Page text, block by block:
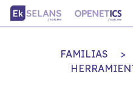
FAMILIAS >